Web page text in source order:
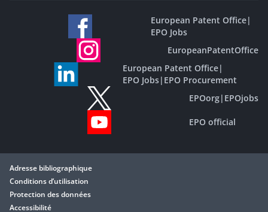
European Patent Office|
EPO Jobs
EuropeanPatentOffice
European Patent Office|
EPO Jobs| EPO Procurement
EPOorg| EPOjobs
EPO official
Adresse bibliographique
Conditions d’utilisation
Protection des données
Accessibilité